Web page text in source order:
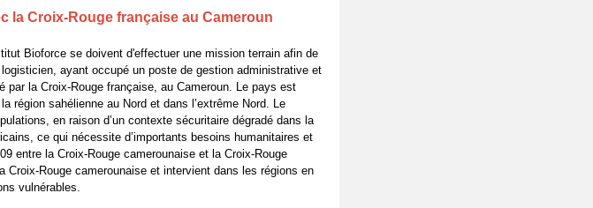
la Croix-Rouge française au Cameroun
Bioforce se doivent d'effectuer une mission terrain afin de
ayant occupé un poste de gestion administrative et
par la Croix-Rouge française, au Cameroun. Le pays est
région sahélienne au Nord et dans l’extrême Nord. Le
en raison d’un contexte sécuritaire dégradé dans la
ce qui nécessite d’importants besoins humanitaires et
entre la Croix-Rouge camerounaise et la Croix-Rouge
Rouge camerounaise et intervient dans les régions en
vulnérables.